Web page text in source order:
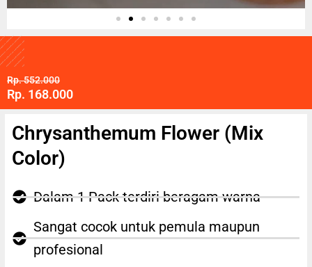
Rp. 552.000
Rp. 168.000
Chrysanthemum Flower (Mix
Color)
Dalam 1 Pack terdiri beragam warna
Sangat cocok untuk pemula maupun
profesional